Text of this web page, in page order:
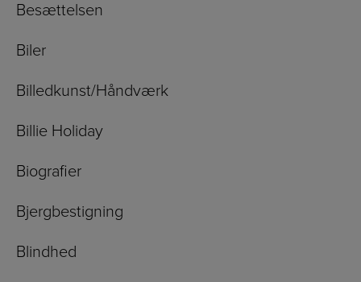
Besættelsen
Biler
Billedkunst/Håndværk
Billie Holiday
Biografier
Bjergbestigning
Blindhed